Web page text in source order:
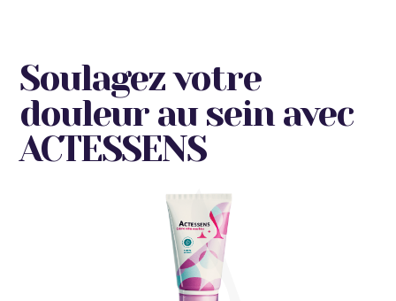
Soulagez votre
douleur au sein avec
ACTESSENS